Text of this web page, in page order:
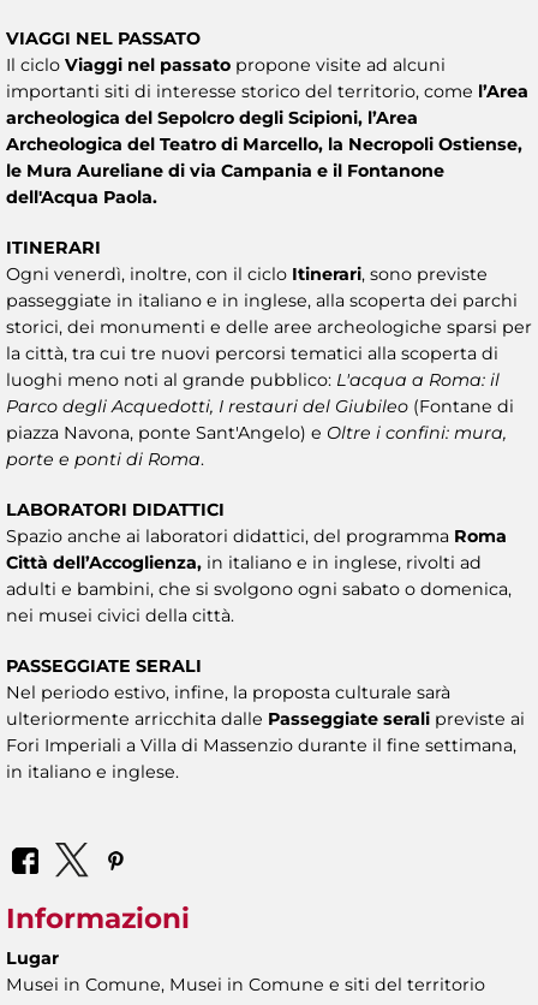
VIAGGI NEL PASSATO
Il ciclo Viaggi nel passato propone visite ad alcuni
importanti siti di interesse storico del territorio, come l’Area
archeologica del Sepolcro degli Scipioni, l’Area
Archeologica del Teatro di Marcello, la Necropoli Ostiense,
le Mura Aureliane di via Campania e il Fontanone
dell'Acqua Paola.
ITINERARI
Ogni venerdì, inoltre, con il ciclo Itinerari, sono previste
passeggiate in italiano e in inglese, alla scoperta dei parchi
storici, dei monumenti e delle aree archeologiche sparsi per
la città, tra cui tre nuovi percorsi tematici alla scoperta di
luoghi meno noti al grande pubblico: L'acqua a Roma: il
Parco degli Acquedotti, I restauri del Giubileo (Fontane di
piazza Navona, ponte Sant'Angelo) e Oltre i confini: mura,
porte e ponti di Roma.
LABORATORI DIDATTICI
Spazio anche ai laboratori didattici, del programma Roma
Città dell’Accoglienza, in italiano e in inglese, rivolti ad
adulti e bambini, che si svolgono ogni sabato o domenica,
nei musei civici della città.
PASSEGGIATE SERALI
Nel periodo estivo, infine, la proposta culturale sarà
ulteriormente arricchita dalle Passeggiate serali previste ai
Fori Imperiali a Villa di Massenzio durante il fine settimana,
in italiano e inglese.
Informazioni
Lugar
Musei in Comune, Musei in Comune e siti del territorio